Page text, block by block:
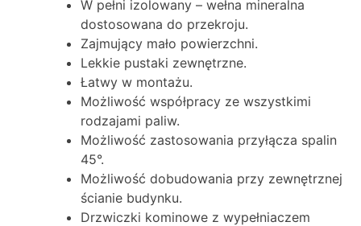
W pełni izolowany – wełna mineralna
dostosowana do przekroju.
Zajmujący mało powierzchni.
Lekkie pustaki zewnętrzne.
Łatwy w montażu.
Możliwość współpracy ze wszystkimi
rodzajami paliw.
Możliwość zastosowania przyłącza spalin
45°.
Możliwość dobudowania przy zewnętrznej
ścianie budynku.
Drzwiczki kominowe z wypełniaczem